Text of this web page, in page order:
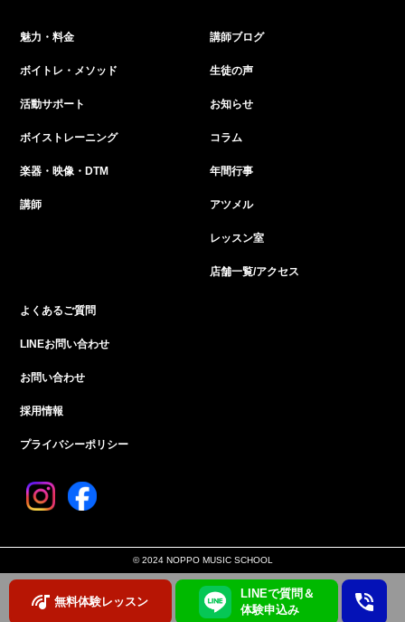
無料体験レッスン
LINEで質問＆
体験申込み
魅力・料金
ボイトレ・メソッド
活動サポート
ボイストレーニング
楽器・映像・DTM
講師
講師ブログ
生徒の声
お知らせ
コラム
年間行事
アツメル
レッスン室
店舗一覧/アクセス
よくあるご質問
LINEお問い合わせ
お問い合わせ
採用情報
プライバシーポリシー
© 2024 NOPPO MUSIC SCHOOL